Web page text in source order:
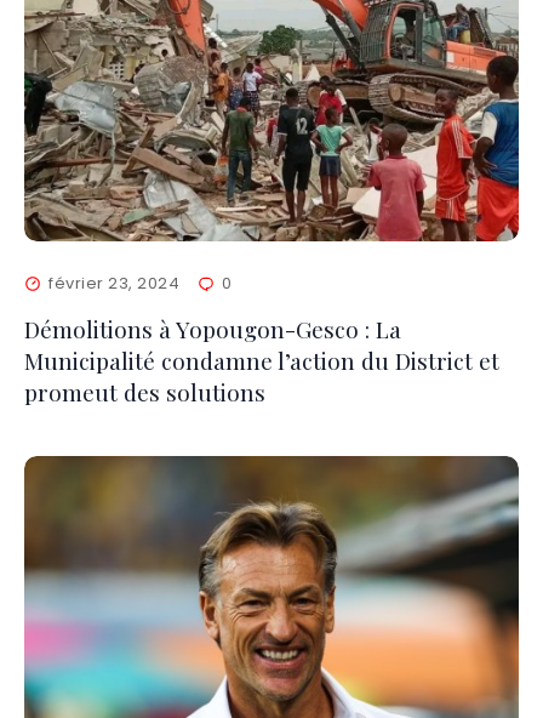
février 23, 2024 0
Démolitions à Yopougon-Gesco : La
Municipalité condamne l’action du District et
promeut des solutions